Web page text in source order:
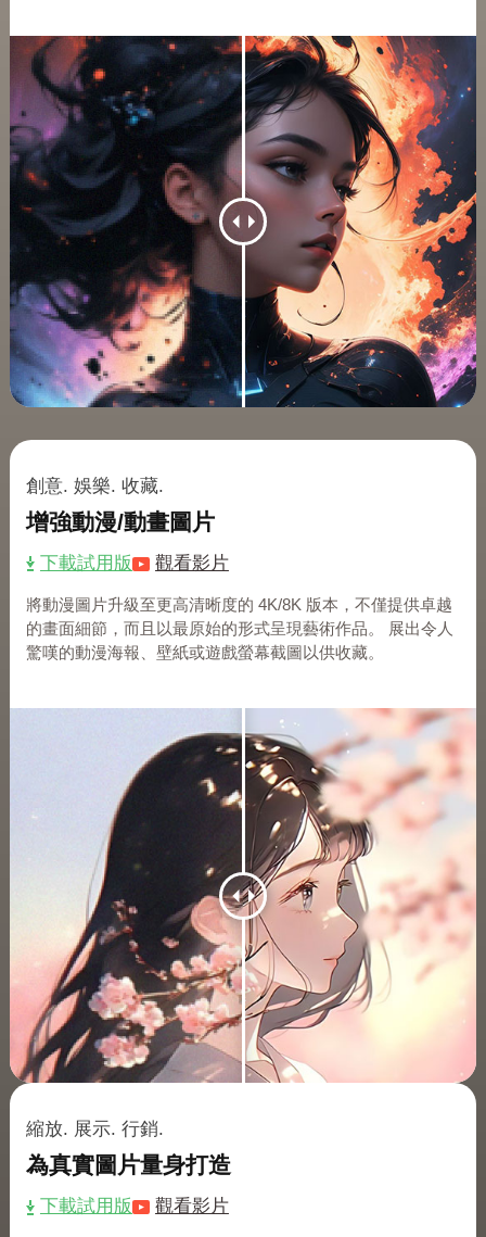
創意. 娛樂. 收藏.
增強動漫/動畫圖片
下載試用版 觀看影片
將動漫圖片升級至更高清晰度的 4K/8K 版本，不僅提供卓越
的畫面細節，而且以最原始的形式呈現藝術作品。 展出令人
驚嘆的動漫海報、壁紙或遊戲螢幕截圖以供收藏。
縮放. 展示. 行銷.
為真實圖片量身打造
下載試用版 觀看影片